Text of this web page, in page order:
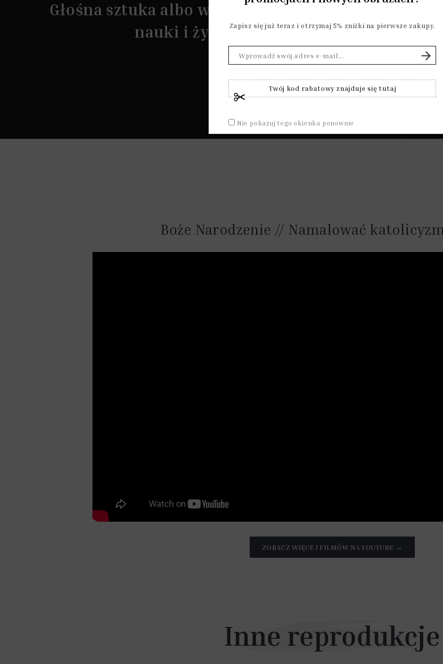
Głośna sztuka albo w ogóle nie odnosi się do
nauki i życia, albo jest jawnie
Boże Narodzenie // Namalować
ZOBACZ WIĘCEJ FILMÓW NA YOUTUBE →
Inne reprodukcje
Zapisz się już teraz i otrzymaj 5% zniżki na pierwsze zakupy.

Twój kod rabatowy znajduje się tutaj
Nie pokazuj tego okienka ponownie